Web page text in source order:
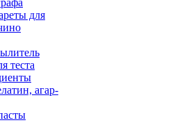
для
теста
агар-